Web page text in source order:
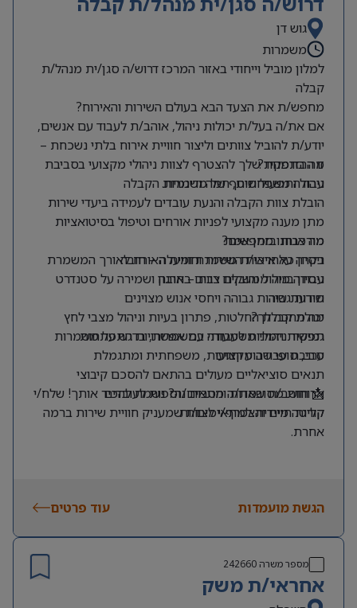
גוש דן
משמרות
למלון מוביל וייחודי באזור המרכז דרוש/ה סגן/ית מנהל/ת
קבלה
מחפש/ת את הצעד הבא בעולם השירות והאירוח?
אם את/ה בעל/ת יכולות ניהול, אוהב/ת לעבוד עם אנשים,
יודע/ת להוביל צוותים וליצור חוויית אירוח בלתי נשכחת –
זו ההזדמנות שלך להצטרף לצוות ניהולי מקצועי בסביבת
עבודה משפחתית, חמה ודינמית.
מה בתפקיד?
ניהול ותפעול שוטף של משמרות הקבלה
הובלת צוות הקבלה והנעת עובדים לעמידה ביעדי שירות
מתן מענה מקצועי לפניות אורחים וטיפול בסיטואציות
מורכבות בזמן אמת
בקרה על איכות השירות וחוויית האורח לאורך המשמרת
עבודה מול ממשקים רבים בארגון ושמירה על סטנדרט
שירות גבוה
מה אנחנו מחפשים?
ניסיון כאחראי/ת משמרת ומעלה – חובה
ניסיון בניהול והובלת צוות – חובה
תודעת שירות גבוהה ויחסי אנוש מצוינים
יכולת קבלת החלטות, פתרון בעיות וניהול מצבי לחץ
גמישות וזמינות לעבודה במשמרות, בדגש על משמרות
ערב, סופי שבוע וחגים
מה מחכה לך?
תפקיד ניהולי משמעותי עם אפשרויות התפתחות
סביבת עבודה מקצועית, משפחתית ומתגמלת
תנאים סוציאליים מעולים בהתאם להסכם קיבוצי
ארוחות מסובסדות והטבות נוספות לעובדים
קליטה מיידית למתאימים/ות
📩 חושב/ת שאת/ה מתאים/ה? נשמח להכיר אותך! שלח/י
קורות חיים והצטרף/י לצוות שמעניק חוויית שירות ברמה
אחרת.
הגשת מועמדות עוד פרטים
מספר משרה242660
אחראי/ת משק